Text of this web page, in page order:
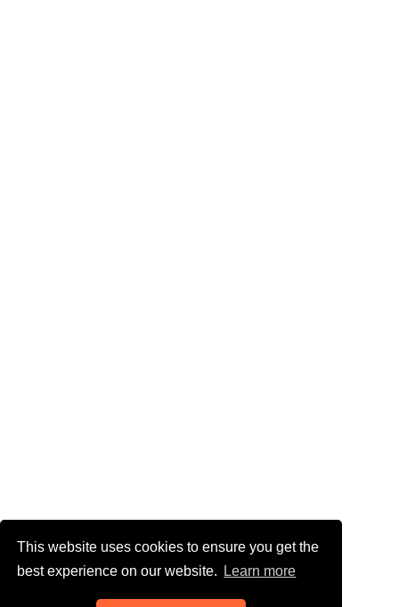
This website uses cookies to ensure you get the
best experience on our website.
Learn more